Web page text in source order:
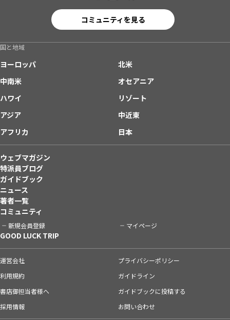
コミュニティを見る
国と地域
ヨーロッパ
北米
中南米
オセアニア
ハワイ
リゾート
アジア
中近東
アフリカ
日本
ウェブマガジン
特派員ブログ
ガイドブック
ニュース
著者一覧
コミュニティ
新規会員登録 マイページ
GOOD LUCK TRIP
運営会社
プライバシーポリシー
利用規約
ガイドライン
書店御担当者様へ
ガイドブックに投稿する
採用情報
お問い合わせ